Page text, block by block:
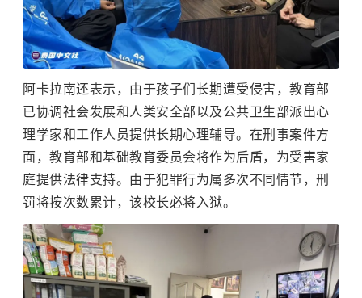
阿卡拉南还表示，由于孩子们长期遭受侵害，教育部
已协调社会发展和人类安全部以及公共卫生部派出心
理学家和工作人员提供长期心理辅导。在刑事案件方
面，教育部和基础教育委员会将作为后盾，为受害家
庭提供法律支持。由于犯罪行为属多次不同情节，刑
罚将按次数累计，该校长必将入狱。